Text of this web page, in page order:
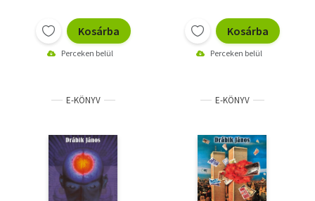
Kosárba
Perceken belül
Kosárba
Perceken belül
E-KÖNYV E-KÖNYV